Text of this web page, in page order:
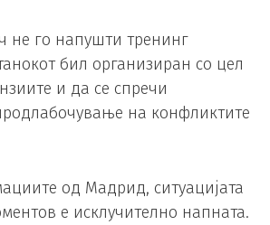
не го напушти тренинг
бил организиран со цел
и да се спречи
на конфликтите
од Мадрид, ситуацијата
е исклучително напната.